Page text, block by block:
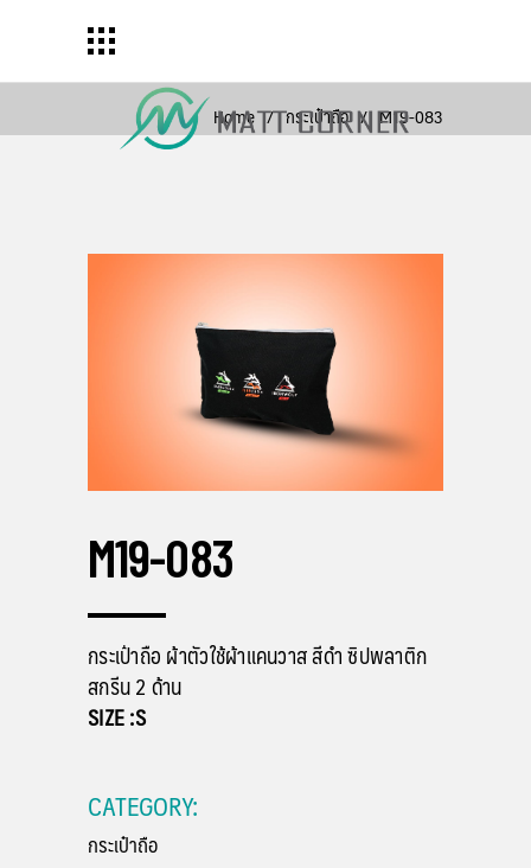
Home / กระเป๋าถือ / M19-083
M19-083
กระเป๋าถือ ผ้าตัวใช้ผ้าแคนวาส สีดำ ซิปพลาติก
สกรีน 2 ด้าน
SIZE :S
CATEGORY:
กระเป๋าถือ